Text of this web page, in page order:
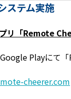
ステム実施
リ「Remote
Playにて
cheerer.com